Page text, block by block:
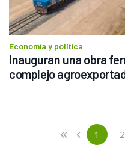
Economía y política
Inauguran una obra
complejo
«
First ‹
Previous 1 2